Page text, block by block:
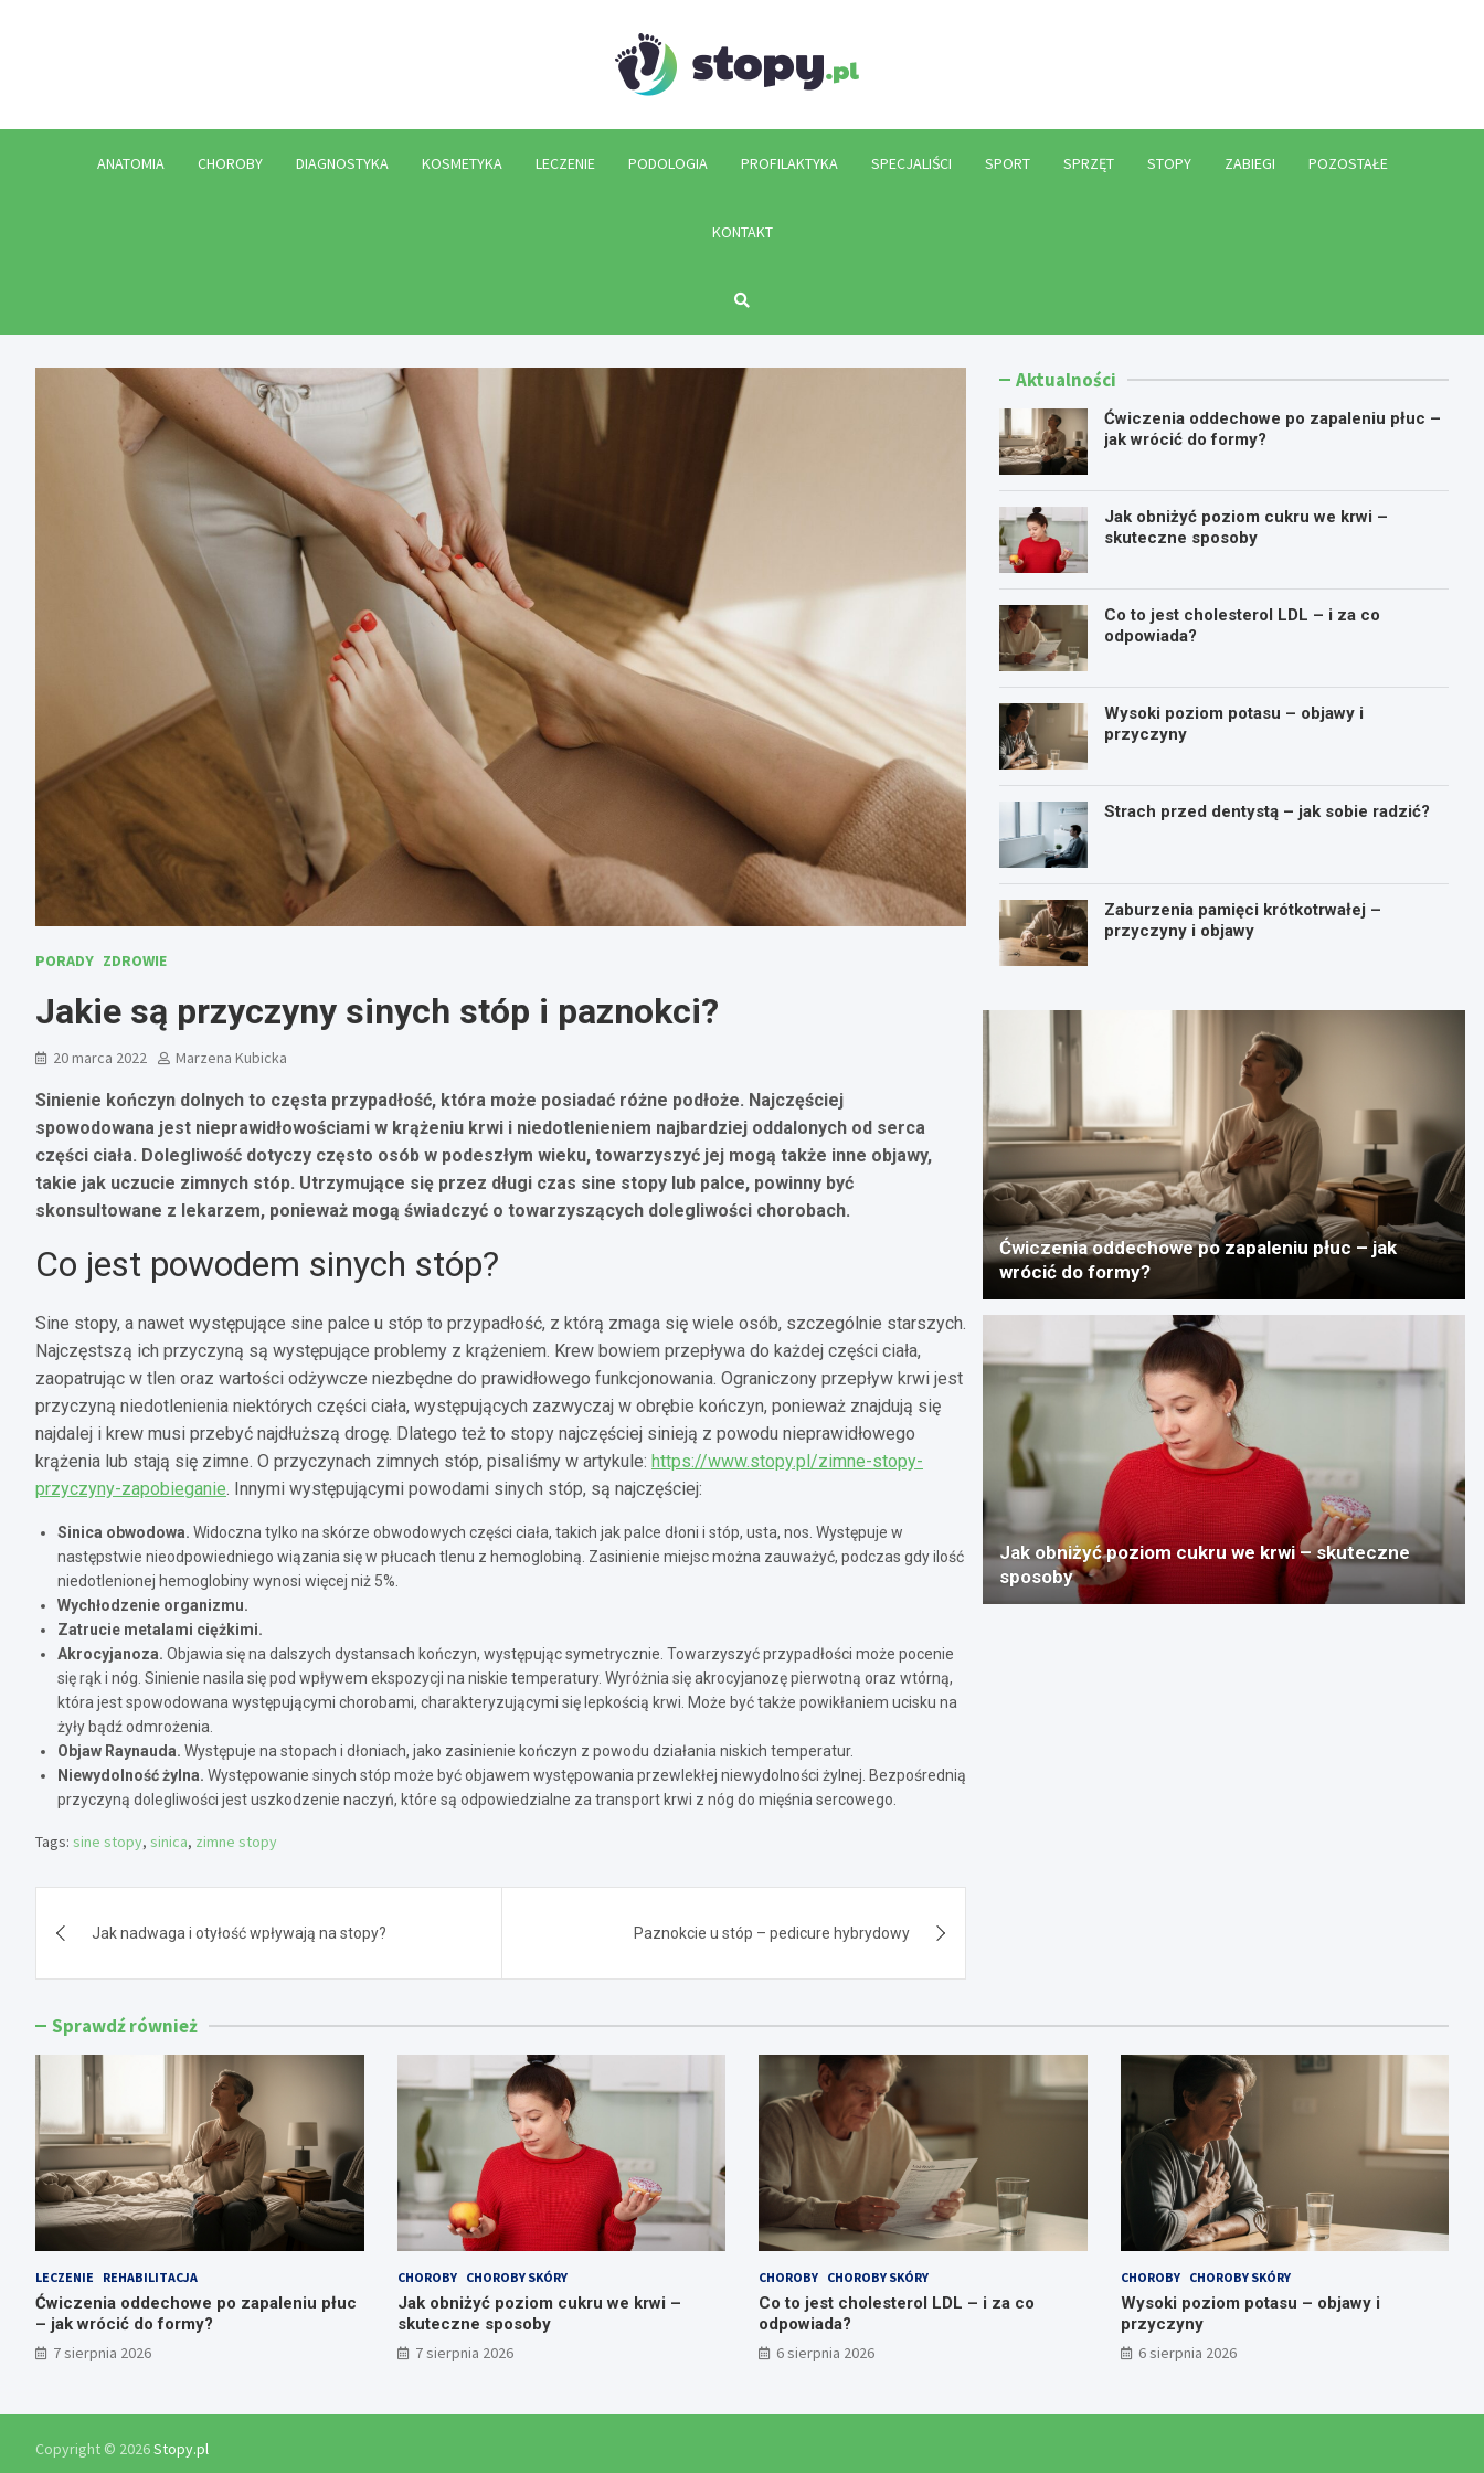
ANATOMIA CHOROBY DIAGNOSTYKA KOSMETYKA LECZENIE PODOLOGIA PROFILAKTYKA SPECJALIŚCI SPORT SPRZĘT STOPY ZABIEGI POZOSTAŁE
KONTAKT
PORADY ZDROWIE
Jakie są przyczyny sinych stóp i paznokci?
20 marca 2022 Marzena Kubicka
Sinienie kończyn dolnych to częsta przypadłość, która może posiadać różne podłoże. Najczęściej
spowodowana jest nieprawidłowościami w krążeniu krwi i niedotlenieniem najbardziej oddalonych od serca
części ciała. Dolegliwość dotyczy często osób w podeszłym wieku, towarzyszyć jej mogą także inne objawy,
takie jak uczucie zimnych stóp. Utrzymujące się przez długi czas sine stopy lub palce, powinny być
skonsultowane z lekarzem, ponieważ mogą świadczyć o towarzyszących dolegliwości chorobach.
Co jest powodem sinych stóp?
Sine stopy, a nawet występujące sine palce u stóp to przypadłość, z którą zmaga się wiele osób, szczególnie starszych.
Najczęstszą ich przyczyną są występujące problemy z krążeniem. Krew bowiem przepływa do każdej części ciała,
zaopatrując w tlen oraz wartości odżywcze niezbędne do prawidłowego funkcjonowania. Ograniczony przepływ krwi jest
przyczyną niedotlenienia niektórych części ciała, występujących zazwyczaj w obrębie kończyn, ponieważ znajdują się
najdalej i krew musi przebyć najdłuższą drogę. Dlatego też to stopy najczęściej sinieją z powodu nieprawidłowego
krążenia lub stają się zimne. O przyczynach zimnych stóp, pisaliśmy w artykule: https://www.stopy.pl/zimne-stopy-
przyczyny-zapobieganie. Innymi występującymi powodami sinych stóp, są najczęściej:
Sinica obwodowa. Widoczna tylko na skórze obwodowych części ciała, takich jak palce dłoni i stóp, usta, nos. Występuje w
następstwie nieodpowiedniego wiązania się w płucach tlenu z hemoglobiną. Zasinienie miejsc można zauważyć, podczas gdy ilość
niedotlenionej hemoglobiny wynosi więcej niż 5%.
Wychłodzenie organizmu.
Zatrucie metalami ciężkimi.
Akrocyjanoza. Objawia się na dalszych dystansach kończyn, występując symetrycznie. Towarzyszyć przypadłości może pocenie
się rąk i nóg. Sinienie nasila się pod wpływem ekspozycji na niskie temperatury. Wyróżnia się akrocyjanozę pierwotną oraz wtórną,
która jest spowodowana występującymi chorobami, charakteryzującymi się lepkością krwi. Może być także powikłaniem ucisku na
żyły bądź odmrożenia.
Objaw Raynauda. Występuje na stopach i dłoniach, jako zasinienie kończyn z powodu działania niskich temperatur.
Niewydolność żylna. Występowanie sinych stóp może być objawem występowania przewlekłej niewydolności żylnej. Bezpośrednią
przyczyną dolegliwości jest uszkodzenie naczyń, które są odpowiedzialne za transport krwi z nóg do mięśnia sercowego.
Tags: sine stopy, sinica, zimne stopy
wpisuJak nadwaga i otyłość wpływają na stopy? Paznokcie u stóp – pedicure hybrydowy
Aktualności
Ćwiczenia oddechowe po zapaleniu płuc –
jak wrócić do formy?
Jak obniżyć poziom cukru we krwi –
skuteczne sposoby
Co to jest cholesterol LDL – i za co
odpowiada?
Wysoki poziom potasu – objawy i
przyczyny
Strach przed dentystą – jak sobie radzić?
Zaburzenia pamięci krótkotrwałej –
przyczyny i objawy
Ćwiczenia oddechowe po zapaleniu płuc – jak
wrócić do formy?
Jak obniżyć poziom cukru we krwi – skuteczne
sposoby
Sprawdź również
LECZENIE REHABILITACJA
Ćwiczenia oddechowe po zapaleniu płuc
– jak wrócić do formy?
7 sierpnia 2026
CHOROBY CHOROBY SKÓRY
Jak obniżyć poziom cukru we krwi –
skuteczne sposoby
7 sierpnia 2026
CHOROBY CHOROBY SKÓRY
Co to jest cholesterol LDL – i za co
odpowiada?
6 sierpnia 2026
CHOROBY CHOROBY SKÓRY
Wysoki poziom potasu – objawy i
przyczyny
6 sierpnia 2026
Copyright © 2026Stopy.pl